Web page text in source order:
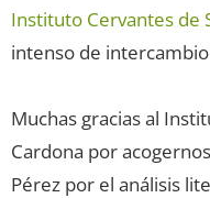
Instituto Cervantes de
intenso de
Muchas gracias al
Cardona por
Pérez por el análisis